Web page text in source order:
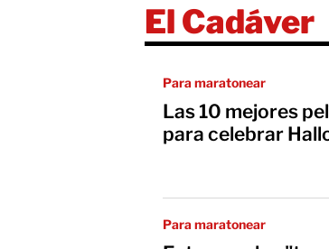
El Cadáver
Para maratonear
Las 10 mejores
para celebrar
Para maratonear